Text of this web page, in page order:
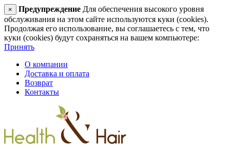
× Предупреждение Для обеспечения высокого уровня
обслуживания на этом сайте используются куки (cookies).
Продолжая его использование, вы соглашаетесь с тем, что
куки (cookies) будут сохраняться на вашем компьютере:
Принять
О компании
Доставка и оплата
Возврат
Контакты